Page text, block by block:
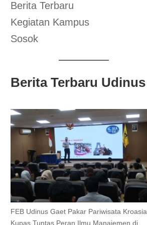
Berita Terbaru
Kegiatan Kampus
Sosok
Berita Terbaru Udinus
FEB Udinus Gaet Pakar Pariwisata Kroasia,
Kupas Tuntas Peran Ilmu Manajemen di